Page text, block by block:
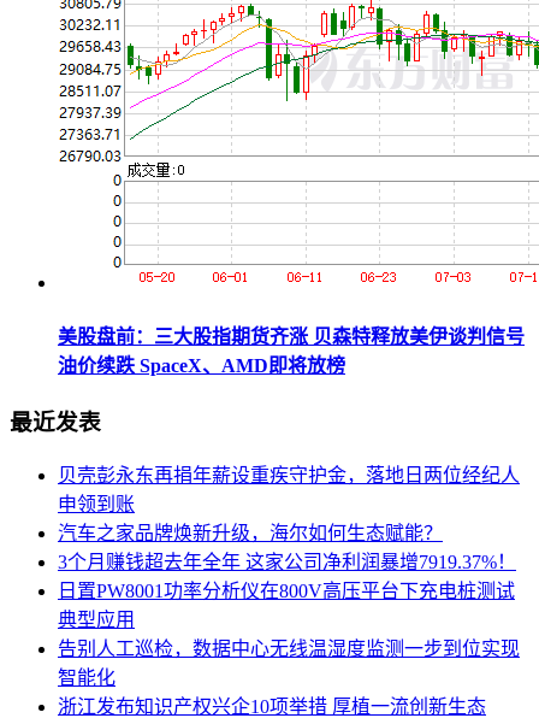
美股盘前：三大股指期货齐涨 贝森特释放美伊谈判信号
油价续跌 SpaceX、AMD即将放榜
最近发表
贝壳彭永东再捐年薪设重疾守护金，落地日两位经纪人
申领到账
汽车之家品牌焕新升级，海尔如何生态赋能？
3个月赚钱超去年全年 这家公司净利润暴增7919.37%！
日置PW8001功率分析仪在800V高压平台下充电桩测试
典型应用
告别人工巡检，数据中心无线温湿度监测一步到位实现
智能化
浙江发布知识产权兴企10项举措 厚植一流创新生态